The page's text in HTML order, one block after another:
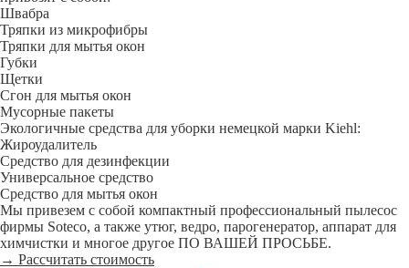
Швабра
Тряпки из микрофибры
Тряпки для мытья окон
Губки
Щетки
Сгон для мытья окон
Мусорные пакеты
Экологичные средства для уборки немецкой марки Kiehl:
Жироудалитель
Средство для дезинфекции
Универсальное средство
Средство для мытья окон
Мы привезем с собой компактный профессиональный пылесос
фирмы Soteco, а также утюг, ведро, парогенератор, аппарат для
химчистки и многое другое ПО ВАШЕЙ ПРОСЬБЕ.
→ Рассчитать стоимость